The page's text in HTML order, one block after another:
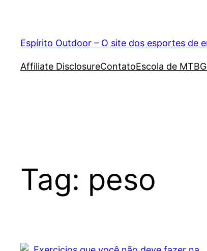
Espírito Outdoor – O site dos esportes de
Affiliate DisclosureContatoEscola de MTB
Tag: peso